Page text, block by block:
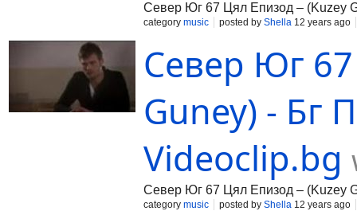
Север Юг 67 Цял Епизод – (Kuzey
category music posted by Shella 12 years ago
Север Юг
Guney) - Бг
Videoclip.bg
Север Юг 67 Цял Епизод – (Kuzey
category music posted by Shella 12 years ago